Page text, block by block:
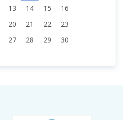
13 14 15
16
20 21 22
23
27 28 29
30